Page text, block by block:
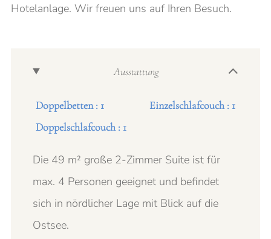
Hotelanlage. Wir freuen uns auf Ihren Besuch.
Ausstattung
Doppelbetten : 1
Einzelschlafcouch : 1
Doppelschlafcouch : 1
Die 49 m² große 2-Zimmer Suite ist für
max. 4 Personen geeignet und befindet
sich in nördlicher Lage mit Blick auf die
Ostsee.